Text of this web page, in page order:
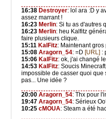
16:38 Destroyer: lol ara :D y
assez marrant !
16:23 Merlin: Si tu as d'autres
16:23 Merlin: heu Kalfitz
faire plusieurs clique.
15:11 KalFitz: Maintenant
15:08 Aragorn_54: =D [URL] :
15:06 KalFitz: ok, j'ai changé
14:53 KalFitz: Soucis
impossible de casser quoi que
pas... Une idée ?
20:00 Aragorn_54: Thx pour
19:47 Aragorn_54: Sérieux
10:25 cMOUA: Steam a été